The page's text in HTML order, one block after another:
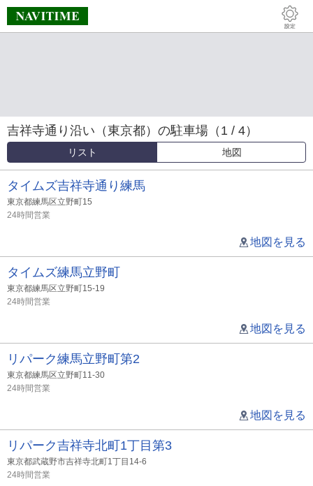
吉祥寺通り沿い（東京都）の駐車場（1 / 4）
リスト 地図
タイムズ吉祥寺通り練馬
東京都練馬区立野町15
24時間営業
地図を見る
タイムズ練馬立野町
東京都練馬区立野町15-19
24時間営業
地図を見る
リパーク練馬立野町第2
東京都練馬区立野町11-30
24時間営業
地図を見る
リパーク吉祥寺北町1丁目第3
東京都武蔵野市吉祥寺北町1丁目14-6
24時間営業